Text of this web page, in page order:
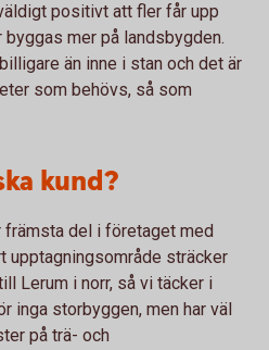
positivt att fler får upp
mer på landsbygden.
än inne i stan och det är
som behövs, så som
kund?
främsta del i företaget med
upptagningsområde sträcker
Lerum i norr, så vi täcker i
inga storbyggen, men har väl
på trä- och